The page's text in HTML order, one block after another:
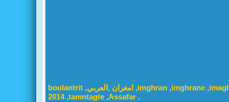
boulantrit , امغران , العربي ,imghran ,imghrane ,
2014,tamntagte ,Assafar ,